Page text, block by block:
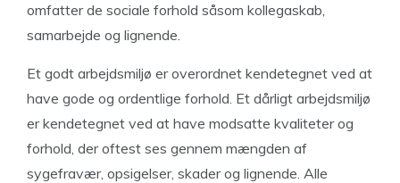
omfatter de sociale forhold såsom kollegaskab,
samarbejde og lignende.
Et godt arbejdsmiljø er overordnet kendetegnet ved at
have gode og ordentlige forhold. Et dårligt arbejdsmiljø
er kendetegnet ved at have modsatte kvaliteter og
forhold, der oftest ses gennem mængden af
sygefravær, opsigelser, skader og lignende. Alle